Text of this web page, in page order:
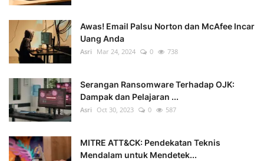
Awas! Email Palsu Norton dan McAfee Incar
Uang Anda
Asri Mar 24, 2024 0 738
Serangan Ransomware Terhadap OJK:
Dampak dan Pelajaran ...
Asri Oct 30, 2023 0 587
MITRE ATT&CK: Pendekatan Teknis
Mendalam untuk Mendetek...